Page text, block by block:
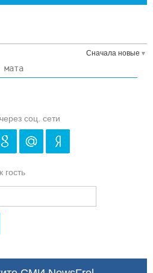
Сначала новые
соц. сети
гость